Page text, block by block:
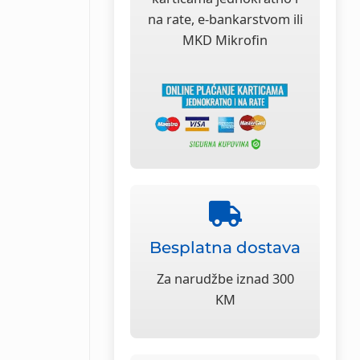
na rate, e-bankarstvom ili
MKD Mikrofin
Besplatna dostava
Za narudžbe iznad 300
KM